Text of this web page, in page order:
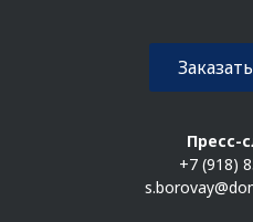
Пресс-
+7 (918)